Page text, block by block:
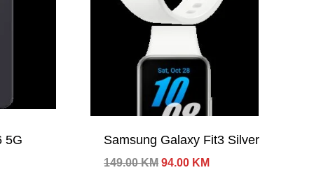
5G
Samsung Galaxy Fit3 Silver
149.00KM Izvorna
94.00 KMTrenutna